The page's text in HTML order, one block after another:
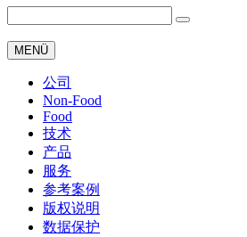
MENÜ
公司
Non-Food
Food
技术
产品
服务
参考案例
版权说明
数据保护